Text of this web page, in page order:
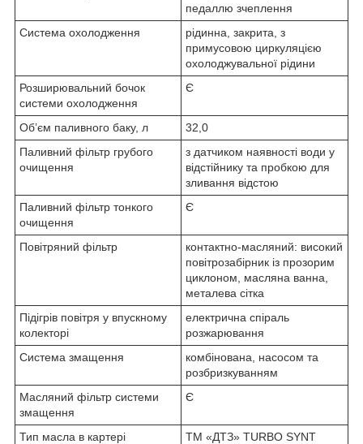
педаллю зчеплення
Система охолодження
рідинна, закрита, з
примусовою циркуляцією
охолоджувальної рідини
Розширювальний бочок
системи охолодження
Є
Об’єм паливного баку, л
32,0
Паливний фільтр грубого
очищення
з датчиком наявності води у
відстійнику та пробкою для
зливання відстою
Паливний фільтр тонкого
очищення
Є
Повітряний фільтр
контактно-масляний: високий
повітрозабірник із прозорим
циклоном, масляна ванна,
металева сітка
Підігрів повітря у впускному
колекторі
електрична спіраль
розжарювання
Система змащення
комбінована, насосом та
розбризкуванням
Масляний фільтр системи
змащення
Є
Тип масла в картері
ТМ «ДТЗ» TURBO SYNT